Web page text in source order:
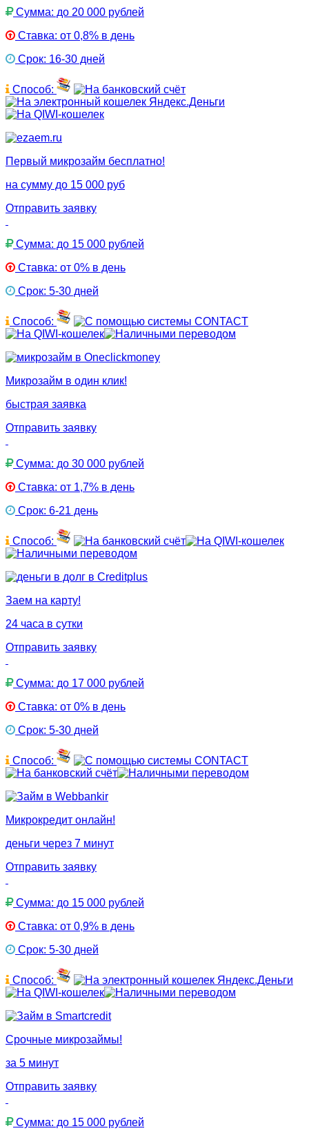
Сумма: до 20 000 рублей
Ставка: от 0,8% в день
Срок: 16-30 дней
Способ:
Первый микрозайм бесплатно!
на сумму до 15 000 руб
Отправить заявку
Сумма: до 15 000 рублей
Ставка: от 0% в день
Срок: 5-30 дней
Способ:
Микрозайм в один клик!
быстрая заявка
Отправить заявку
Сумма: до 30 000 рублей
Ставка: от 1,7% в день
Срок: 6-21 день
Способ:
Заем на карту!
24 часа в сутки
Отправить заявку
Сумма: до 17 000 рублей
Ставка: от 0% в день
Срок: 5-30 дней
Способ:
Микрокредит онлайн!
деньги через 7 минут
Отправить заявку
Сумма: до 15 000 рублей
Ставка: от 0,9% в день
Срок: 5-30 дней
Способ:
Срочные микрозаймы!
за 5 минут
Отправить заявку
Сумма: до 15 000 рублей